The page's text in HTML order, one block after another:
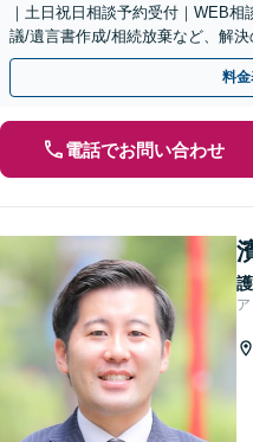
｜土日祝日相談予約受付｜WEB
議/遺言書作成/相続放棄など、解
料
電話でお問い合わせ